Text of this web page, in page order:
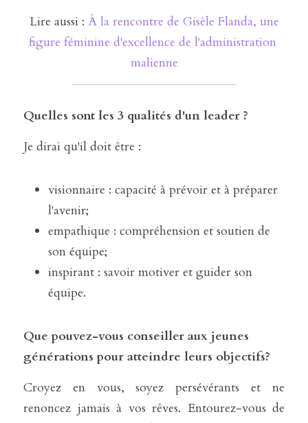
Lire aussi : À la rencontre de Gisèle Flanda, une
figure féminine d'excellence de l'administration
malienne
Quelles sont les 3 qualités d'un leader ?
Je dirai qu'il doit être :
visionnaire : capacité à prévoir et à préparer
l'avenir;
empathique : compréhension et soutien de
son équipe;
inspirant : savoir motiver et guider son
équipe.
Que pouvez-vous conseiller aux jeunes
générations pour atteindre leurs objectifs?
Croyez en vous, soyez persévérants et ne
renoncez jamais à vos rêves. Entourez-vous de